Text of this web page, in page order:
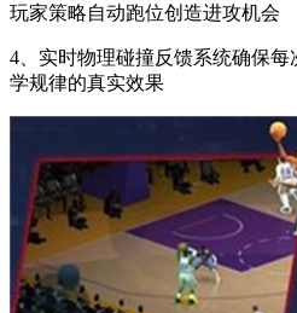
玩家策略自动跑位创造进攻机会
4、实时物理碰撞反馈系统确保
学规律的真实效果